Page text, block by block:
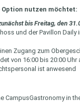
Option nutzen möchtet:
bis Freitag, den
und der Pavillon
Zugang zum
von 16:00 bis 20:00
ist anwesend
CampusGastronomy in